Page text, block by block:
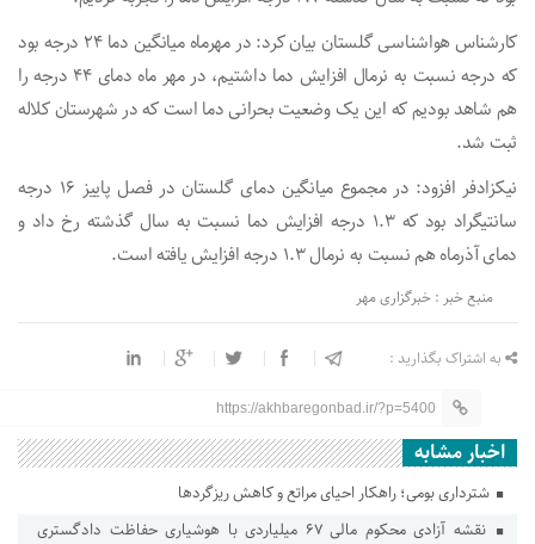
کارشناس هواشناسی گلستان بیان کرد: در مهرماه میانگین دما ۲۴ درجه بود
که درجه نسبت به نرمال افزایش دما داشتیم، در مهر ماه دمای ۴۴ درجه را
هم شاهد بودیم که این یک وضعیت بحرانی دما است که در شهرستان کلاله
ثبت شد.‌
نیکزادفر افزود: در مجموع میانگین دمای گلستان در فصل پاییز ۱۶ درجه
سانتیگراد بود که ۱.۳ درجه افزایش دما نسبت به سال گذشته رخ داد و
دمای آذرماه هم نسبت به نرمال ۱.۳ درجه افزایش یافته است.
منبع خبر : خبرگزاری مهر
به اشتراک بگذارید :
https://akhbaregonbad.ir/?p=5400
اخبار مشابه
شترداری بومی؛ راهکار احیای مراتع و کاهش ریزگردها
نقشه آزادی محکوم مالی ۶۷ میلیاردی با هوشیاری حفاظت دادگستری